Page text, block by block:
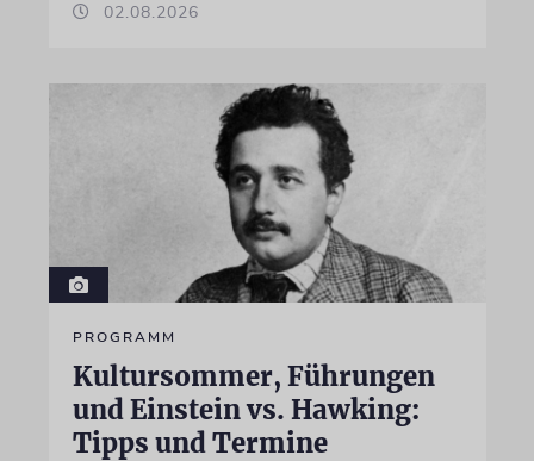
02.08.2026
PROGRAMM
Kultursommer, Führungen
und Einstein vs. Hawking:
Tipps und Termine